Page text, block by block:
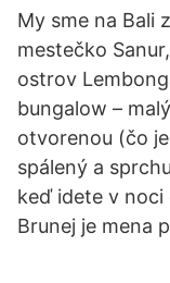
My sme na Bali
mestečko
ostrov
bungalow –
otvorenou (čo
spálený a
keď idete v
Brunej je mena